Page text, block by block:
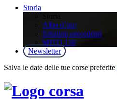
Storia
Albo d’oro
Edizioni precedenti
MITO 150
Newsletter
Salva le date delle tue corse preferite